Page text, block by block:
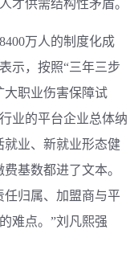
才供需结构性矛盾。
万人的制度化成
示，按照“三年三步
大职业伤害保障试
业的平台企业总体纳
就业、新就业形态健
基数都进了文本。
任归属、加盟商与平
难点。”刘凡熙强